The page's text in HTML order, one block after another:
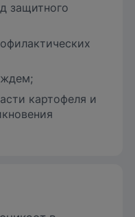
защитного
картофеля и